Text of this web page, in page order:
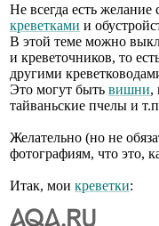
Не всегда есть
креветками и
В этой теме можно
и креветочников, то
другими
Это могут быть вишни,
тайваньские пчелы и
Желательно (но не
фотографиям, что это,
Итак, мои креветки: